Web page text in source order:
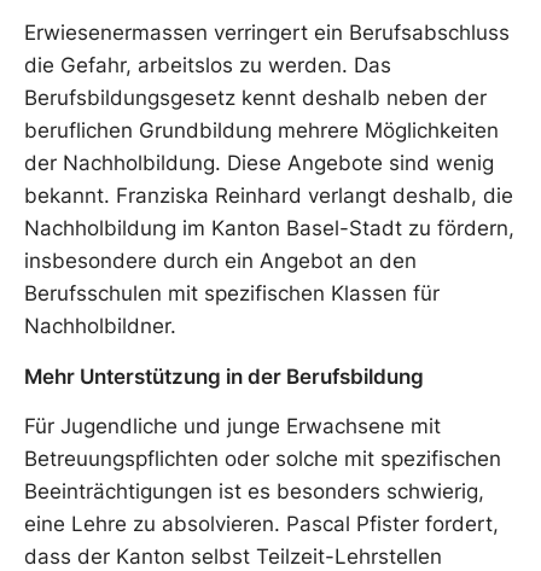
Erwiesenermassen verringert ein Berufsabschluss
die Gefahr, arbeitslos zu werden. Das
Berufsbildungsgesetz kennt deshalb neben der
beruflichen Grundbildung mehrere Möglichkeiten
der Nachholbildung. Diese Angebote sind wenig
bekannt. Franziska Reinhard verlangt deshalb, die
Nachholbildung im Kanton Basel-Stadt zu fördern,
insbesondere durch ein Angebot an den
Berufsschulen mit spezifischen Klassen für
Nachholbildner.
Mehr Unterstützung in der Berufsbildung
Für Jugendliche und junge Erwachsene mit
Betreuungspflichten oder solche mit spezifischen
Beeinträchtigungen ist es besonders schwierig,
eine Lehre zu absolvieren. Pascal Pfister fordert,
dass der Kanton selbst Teilzeit-Lehrstellen